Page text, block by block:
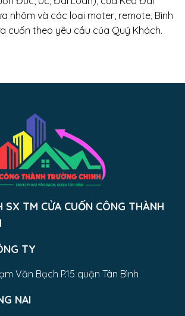
nhôm và các loại moter, remote, Bình
cuốn theo yêu cầu của Quý Khách.
SX TM CỬA CUỐN CÔNG THÀNH
TY
Văn Bạch P.15 quận Tân Bình
NAI